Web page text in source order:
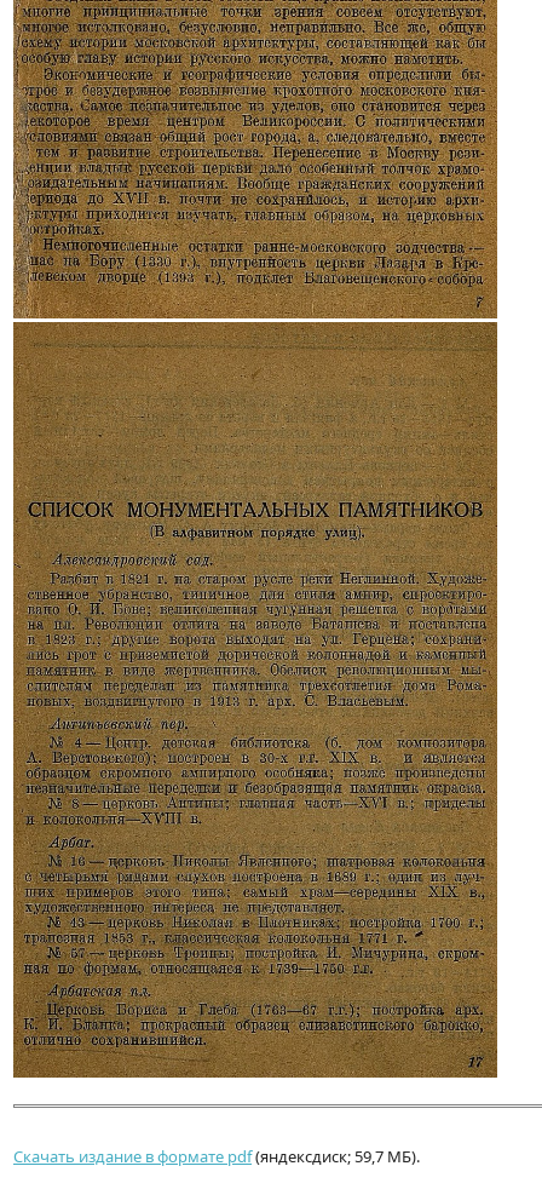
Скачать издание в формате pdf(яндексдиск; 59,7 МБ).